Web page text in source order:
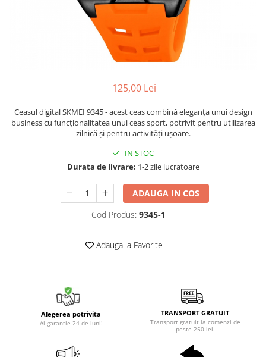
125,00 Lei
Ceasul digital SKMEI 9345 - acest ceas combină eleganța unui design
business cu funcționalitatea unui ceas sport, potrivit pentru utilizarea
zilnică și pentru activități ușoare.
IN STOC
Durata de livrare: 1-2 zile lucratoare
ADAUGA IN COS
Cod Produs: 9345-1
Adauga la Favorite
Alegerea potrivita
Ai garantie 24 de luni!
TRANSPORT GRATUIT
Transport gratuit la comenzi de
peste 250 lei.